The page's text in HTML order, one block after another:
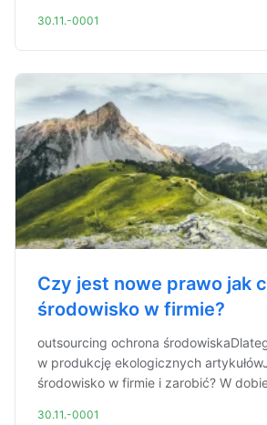
30.11.-0001
Czy jest nowe prawo jak
środowisko w firmie?
outsourcing ochrona
w produkcję ekologicznych
środowisko w firmie i zarobić? W
30.11.-0001